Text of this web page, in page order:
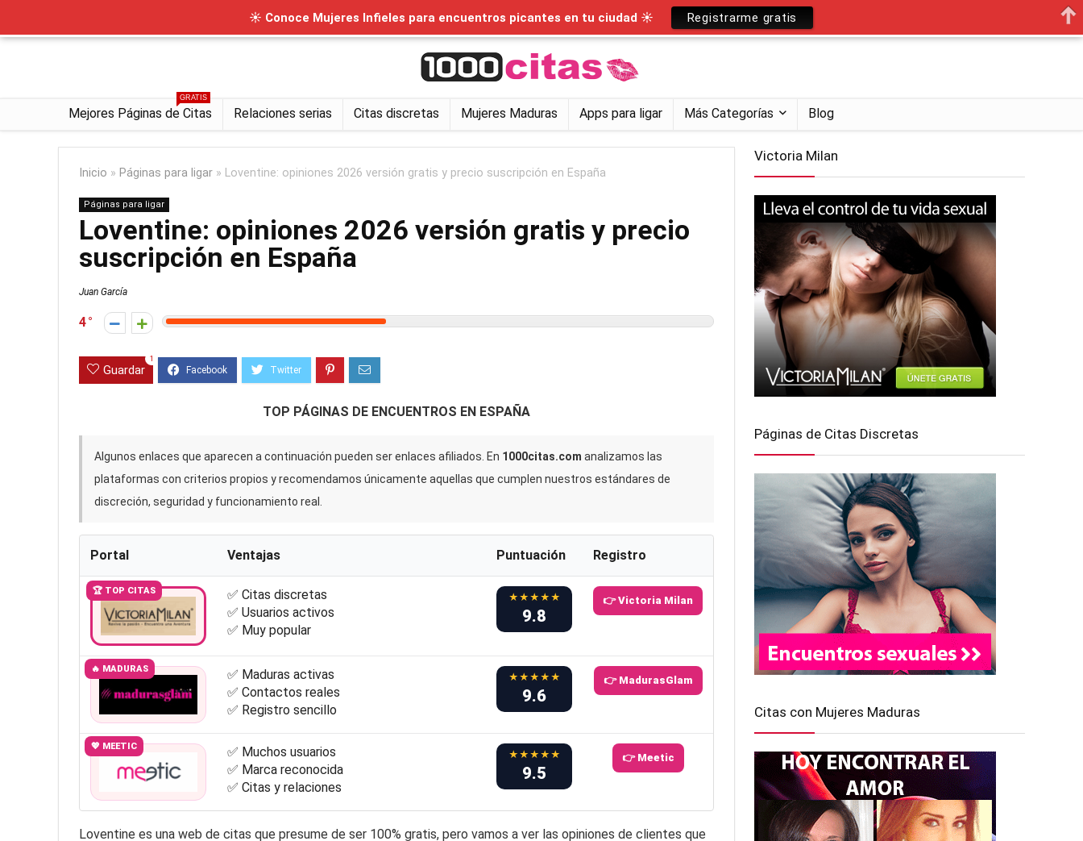
Mejores Páginas de Citas
GRATIS
Relaciones serias Citas discretas Mujeres Maduras Apps para ligar Más Categorías Blog
Inicio » Páginas para ligar » Loventine: opiniones 2026 versión gratis y precio suscripción en España
Páginas para ligar
Loventine: opiniones 2026 versión gratis y precio
suscripción en España
Juan García
4
Guardar
1
TOP PÁGINAS DE ENCUENTROS EN ESPAÑA
Algunos enlaces que aparecen a continuación pueden ser enlaces afiliados. En 1000citas.com analizamos las
plataformas con criterios propios y recomendamos únicamente aquellas que cumplen nuestros estándares de
discreción, seguridad y funcionamiento real.
Portal Ventajas Puntuación Registro
🏆 TOP CITAS
✅ Citas discretas
✅ Usuarios activos
✅ Muy popular
★★★★★
9.8
👉 Victoria Milan
🔥 MADURAS
✅ Maduras activas
✅ Contactos reales
✅ Registro sencillo
★★★★★
9.6
👉 MadurasGlam
💖 MEETIC
✅ Muchos usuarios
✅ Marca reconocida
✅ Citas y relaciones
★★★★★
9.5
👉 Meetic
Loventine es una web de citas que presume de ser 100% gratis, pero vamos a ver las opiniones de clientes que
Victoria Milan
Páginas de Citas Discretas
Citas con Mujeres Maduras
☀ Conoce Mujeres Infieles para encuentros picantes en tu ciudad ☀ Registrarme gratis